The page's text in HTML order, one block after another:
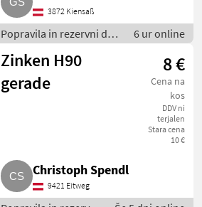
3872 Kiensaß
Popravila in rezervni deli
/ Drugi popravila in
rezervni deli
6 ur online
Zinken H90
gerade
8 €
Cena na
kos
DDV ni
terjalen
Stara cena
10 €
Christoph Spendl
9421 Eitweg